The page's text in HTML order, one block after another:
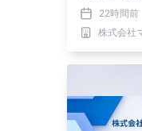
分析レポー
22時間前
株式会社